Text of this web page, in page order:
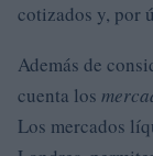
cotizados y, por
Además de
cuenta los
Los mercados